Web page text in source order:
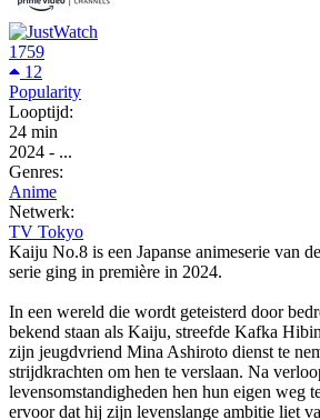
1759
12
Popularity
Looptijd:
24 min
2024 - ...
Genres:
Anime
Netwerk:
TV Tokyo
Kaiju No.8 is een Japanse animeserie van
serie ging in première in 2024.
In een wereld die wordt geteisterd door
bekend staan als Kaiju, streefde Kafka
zijn jeugdvriend Mina Ashiroto dienst te
strijdkrachten om hen te verslaan. Na
levensomstandigheden hen hun eigen weg
ervoor dat hij zijn levenslange ambitie liet